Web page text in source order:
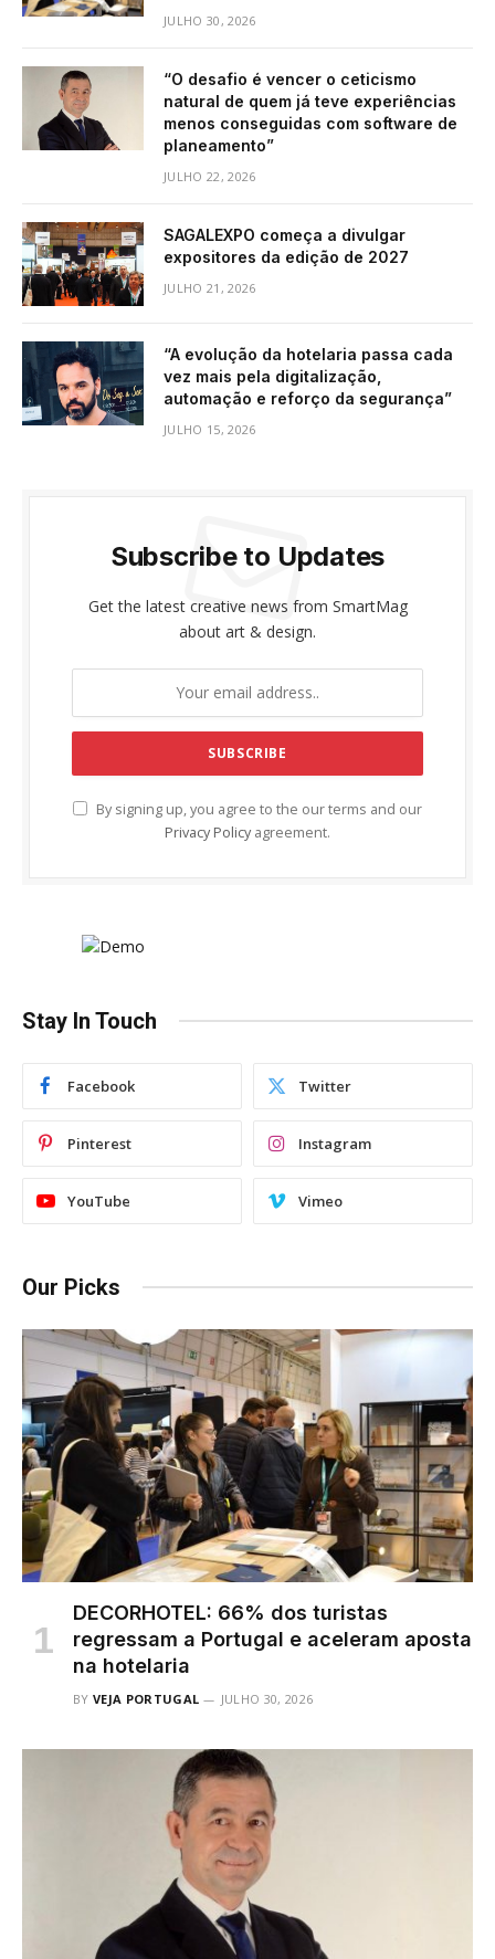
JULHO 30, 2026
“O desafio é vencer o ceticismo
natural de quem já teve experiências
menos conseguidas com software de
planeamento”
JULHO 22, 2026
SAGALEXPO começa a divulgar
expositores da edição de 2027
JULHO 21, 2026
“A evolução da hotelaria passa cada
vez mais pela digitalização,
automação e reforço da segurança”
JULHO 15, 2026
Subscribe to Updates
Get the latest creative news from SmartMag
about art & design.
By signing up, you agree to the our terms and our
Privacy Policy agreement.
Stay In Touch
Facebook Twitter
Pinterest Instagram
YouTube Vimeo
Our Picks
DECORHOTEL: 66% dos turistas
regressam a Portugal e aceleram aposta
na hotelaria
BY VEJA PORTUGAL JULHO 30, 2026